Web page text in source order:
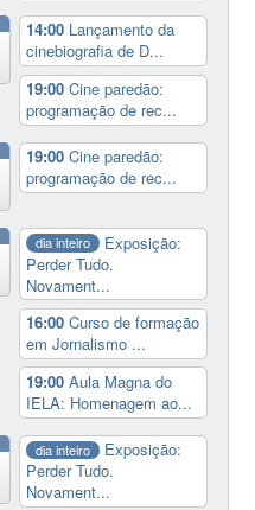
14:00 Lançamento da
cinebiografia de D...
19:00Cine paredão:
programação de rec...
19:00Cine paredão:
programação de rec...
dia inteiro
Exposição:
Perder Tudo.
Novament...
16:00Curso de formação
em Jornalismo ...
19:00Aula Magna do
IELA: Homenagem ao...
dia inteiro
Exposição:
Perder Tudo.
Novament...